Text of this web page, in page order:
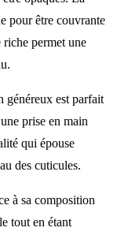
pour être couvrante
riche permet une
généreux est parfait
prise en main
qui épouse
des cuticules.
à sa composition
tout en étant